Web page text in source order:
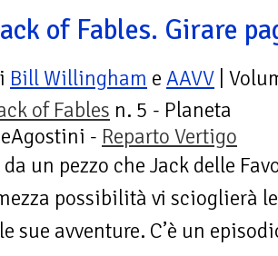
of Fables. Girare
Bill Willingham e AAVV |
of Fables n. 5 - Planeta
- Reparto Vertigo
da un pezzo che Jack delle
possibilità vi scioglierà
sue avventure. C’è un